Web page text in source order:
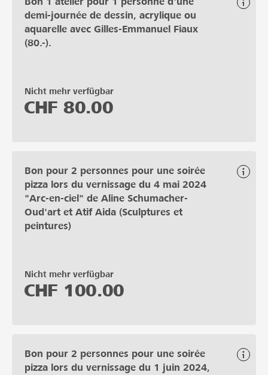
demi-journée de dessin, acrylique ou
aquarelle avec Gilles-Emmanuel Fiaux
(80.-).
Nicht mehr verfügbar
CHF 80.00
Bon pour 2 personnes pour une soirée
pizza lors du vernissage du 4 mai 2024
"Arc-en-ciel" de Aline Schumacher-
Oud'art et Atif Aida (Sculptures et
peintures)
Nicht mehr verfügbar
CHF 100.00
Bon pour 2 personnes pour une soirée
pizza lors du vernissage du 1 juin 2024,